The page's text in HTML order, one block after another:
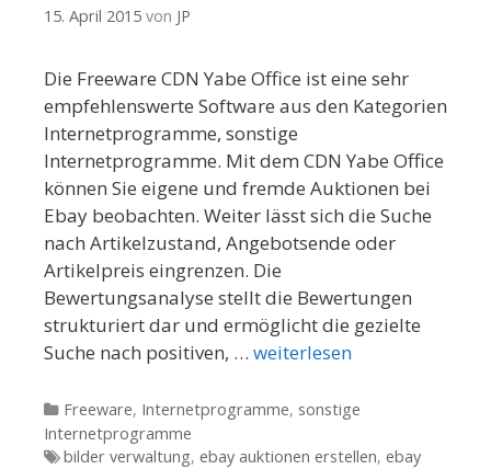
15. April 2015 von JP
Die Freeware CDN Yabe Office ist eine sehr
empfehlenswerte Software aus den Kategorien
Internetprogramme, sonstige
Internetprogramme. Mit dem CDN Yabe Office
können Sie eigene und fremde Auktionen bei
Ebay beobachten. Weiter lässt sich die Suche
nach Artikelzustand, Angebotsende oder
Artikelpreis eingrenzen. Die
Bewertungsanalyse stellt die Bewertungen
strukturiert dar und ermöglicht die gezielte
Suche nach positiven, … weiterlesen
Kategorien
Freeware, Internetprogramme, sonstige
Internetprogramme
Tags
bilder verwaltung, ebay auktionen erstellen, ebay